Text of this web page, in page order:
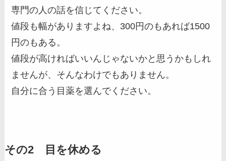
専門の人の話を信じてください。
値段も幅がありますよね、300円のもあれば1500
円のもある。
値段が高ければいいんじゃないかと思うかもしれ
ませんが、そんなわけでもありません。
自分に合う目薬を選んでください。
その2 目を休める